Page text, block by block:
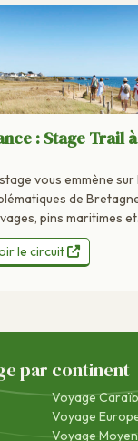
: Stage Trail
vous emmène sur
de
pins maritimes
le circuit
par continent
Voyage
Voyage
Voyage